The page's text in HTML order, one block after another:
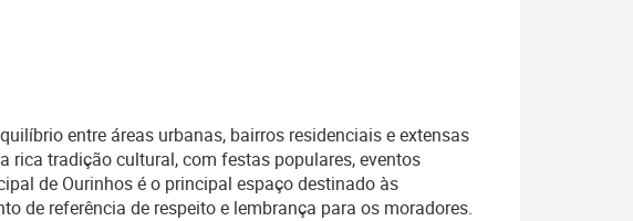
entre áreas urbanas, bairros residenciais e extensas
rica tradição cultural, com festas populares, eventos
de Ourinhos é o principal espaço destinado às
de referência de respeito e lembrança para os moradores.